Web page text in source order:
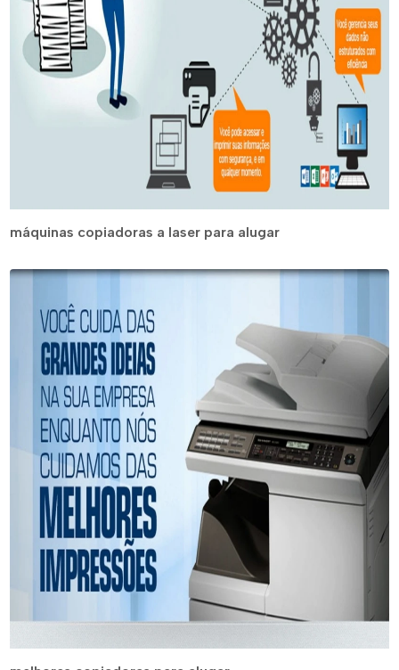
máquinas copiadoras a laser para alugar